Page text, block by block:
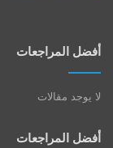
أفضل المراجعات
لا يوجد مقالات
أفضل المراجعات